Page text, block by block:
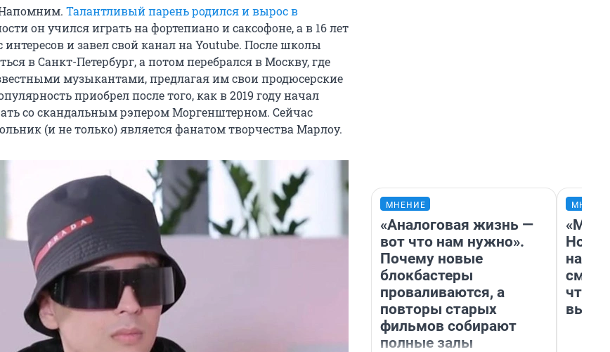
Талантливый парень родился и вырос в
он учился играть на фортепиано и саксофоне, а в 16 лет
и завел свой канал на Youtube. После школы
в Санкт-Петербург, а потом перебрался в Москву, где
музыкантами, предлагая им свои продюсерские
приобрел после того, как в 2019 году начал
со скандальным рэпером Моргенштерном. Сейчас
(и не только) является фанатом творчества Марлоу.
МНЕНИЕ
«Аналоговая жизнь —
вот что нам нужно».
Почему новые
блокбастеры
проваливаются, а
повторы старых
фильмов собирают
полные залы
«Мы